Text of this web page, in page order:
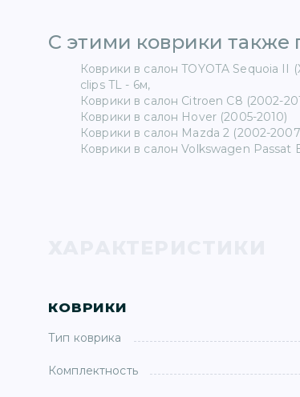
С этими коврики также
Коврики в салон TOYOTA Sequoia II
clips TL - 6м,
Коврики в салон Citroen C8 (2002-
Коврики в салон Hover (2005-2010)
Коврики в салон Mazda 2 (2002-
Коврики в салон Volkswagen Passat
КОВРИКИ
Тип коврика
Комплектность